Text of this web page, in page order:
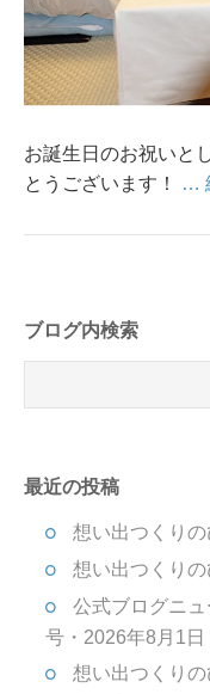
お誕生日のお祝いと
とうございます！
…
ブログ内検索
最近の投稿
想い出つくりの
想い出つくりの
公式ブログニ
号・2026年8月1日
想い出つくりの